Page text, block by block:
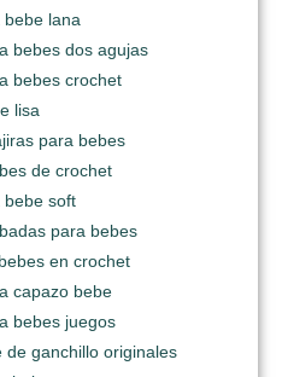
lana
bebes dos agujas
bebes crochet
lisa
para bebes
de crochet
bebe soft
para bebes
en crochet
capazo bebe
bebes juegos
ganchillo originales